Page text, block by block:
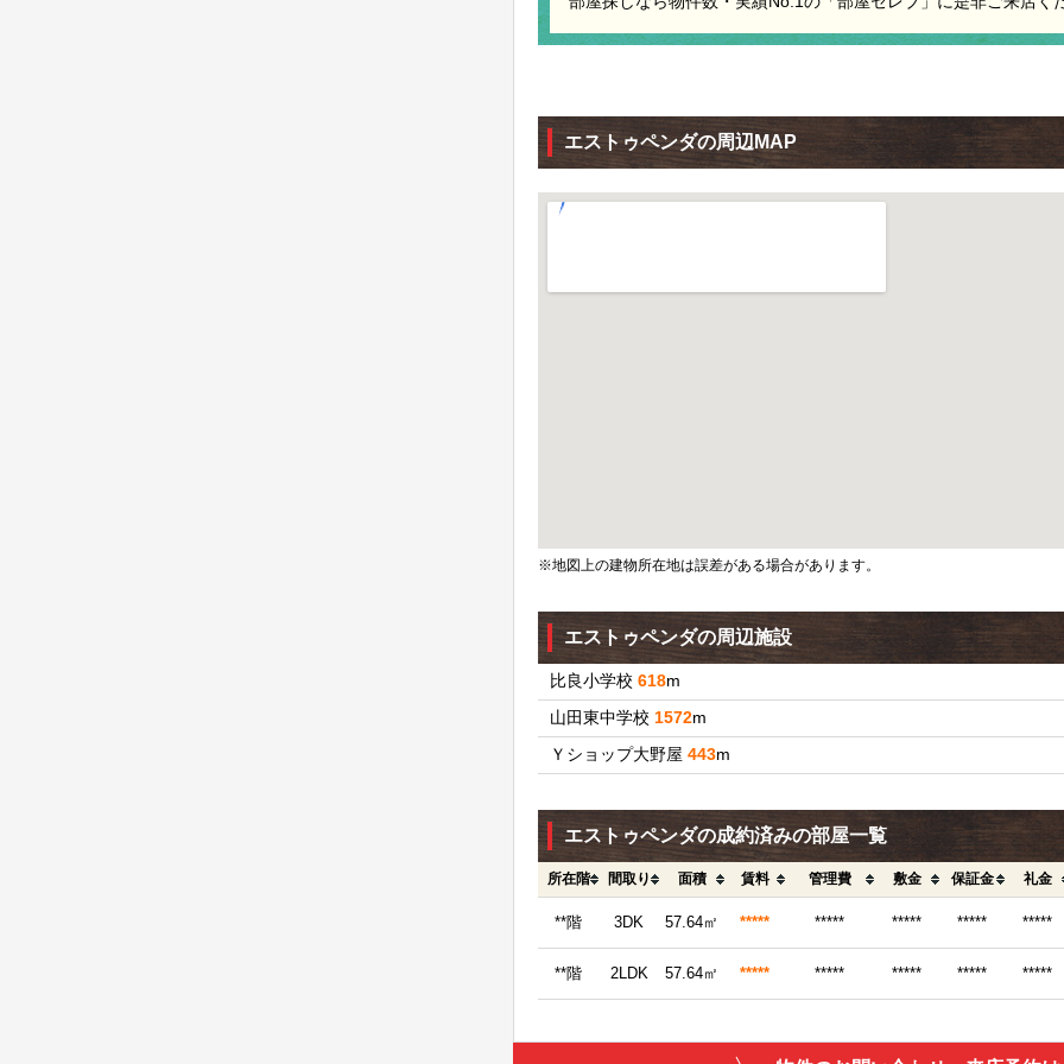
エストゥペンダの周辺MAP
※地図上の建物所在地は誤差がある場合があります。
エストゥペンダの周辺施設
比良小学校 618m
山田東中学校 1572m
Ｙショップ大野屋 443m
エストゥペンダの成約済みの部屋一覧
所在階 間取り 面積 賃料 管理費 敷金 保証金 礼金
**階 3DK 57.64㎡ ***** ***** ***** ***** *****
**階 2LDK 57.64㎡ ***** ***** ***** ***** *****